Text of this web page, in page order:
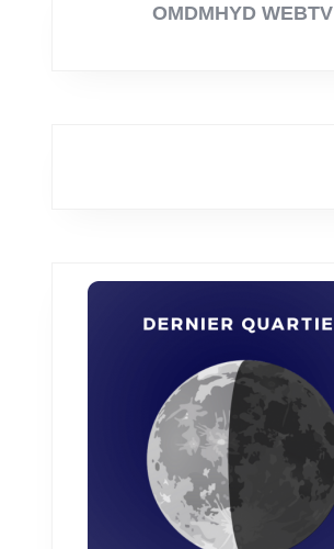
OMDMHYD WEBTV